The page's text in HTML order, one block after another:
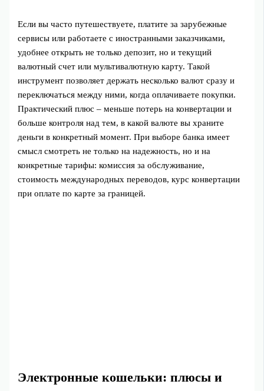
Если вы часто путешествуете, платите за зарубежные
сервисы или работаете с иностранными заказчиками,
удобнее открыть не только депозит, но и текущий
валютный счет или мультивалютную карту. Такой
инструмент позволяет держать несколько валют сразу и
переключаться между ними, когда оплачиваете покупки.
Практический плюс – меньше потерь на конвертации и
больше контроля над тем, в какой валюте вы храните
деньги в конкретный момент. При выборе банка имеет
смысл смотреть не только на надежность, но и на
конкретные тарифы: комиссия за обслуживание,
стоимость международных переводов, курс конвертации
при оплате по карте за границей.
Электронные кошельки: плюсы и